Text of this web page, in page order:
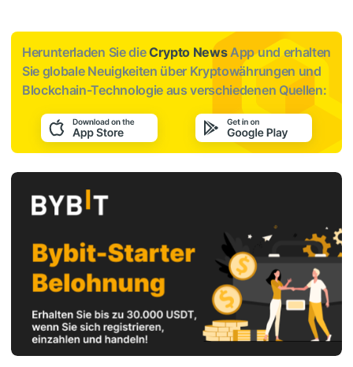
Herunterladen Sie dieCrypto NewsApp und erhalten
Sie globale Neuigkeiten über Kryptowährungen und
Blockchain-Technologie aus verschiedenen Quellen: